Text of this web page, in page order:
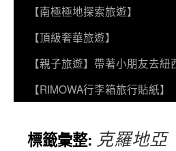
【南極極地探索旅遊】
【頂級奢華旅遊】
【親子旅遊】帶著小朋友去
【RIMOWA行李箱旅行貼紙】
標籤彙整: 克羅地亞